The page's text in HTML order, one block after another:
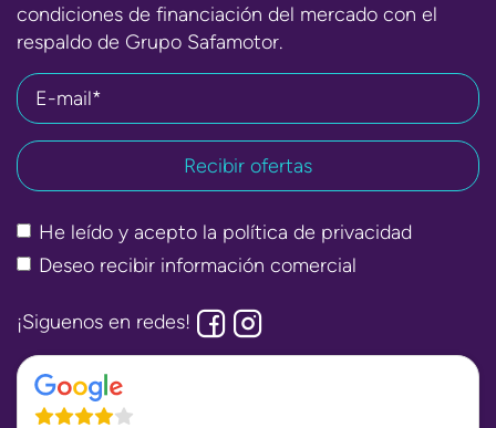
condiciones de financiación del mercado con el
respaldo de Grupo Safamotor.
E-mail*
He leído y acepto la política de privacidad
Deseo recibir información comercial
¡Siguenos en redes!